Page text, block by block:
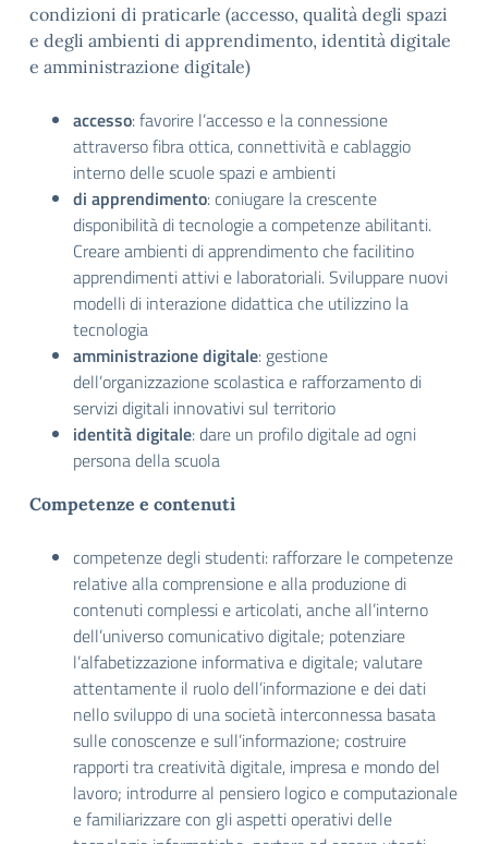
condizioni di praticarle (accesso, qualità degli spazi
e degli ambienti di apprendimento, identità digitale
e amministrazione digitale)
accesso: favorire l’accesso e la connessione
attraverso fibra ottica, connettività e cablaggio
interno delle scuole spazi e ambienti
di apprendimento: coniugare la crescente
disponibilità di tecnologie a competenze abilitanti.
Creare ambienti di apprendimento che facilitino
apprendimenti attivi e laboratoriali. Sviluppare nuovi
modelli di interazione didattica che utilizzino la
tecnologia
amministrazione digitale: gestione
dell’organizzazione scolastica e rafforzamento di
servizi digitali innovativi sul territorio
identità digitale: dare un profilo digitale ad ogni
persona della scuola
Competenze e contenuti
competenze degli studenti: rafforzare le competenze
relative alla comprensione e alla produzione di
contenuti complessi e articolati, anche all’interno
dell’universo comunicativo digitale; potenziare
l’alfabetizzazione informativa e digitale; valutare
attentamente il ruolo dell’informazione e dei dati
nello sviluppo di una società interconnessa basata
sulle conoscenze e sull’informazione; costruire
rapporti tra creatività digitale, impresa e mondo del
lavoro; introdurre al pensiero logico e computazionale
e familiarizzare con gli aspetti operativi delle